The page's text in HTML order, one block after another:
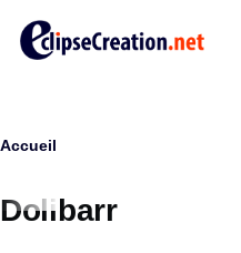
Fil
d'Ariane
Accueil
Dolibarr